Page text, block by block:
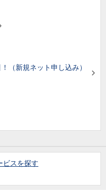
（新規ネット申し込み）
ビスを探す